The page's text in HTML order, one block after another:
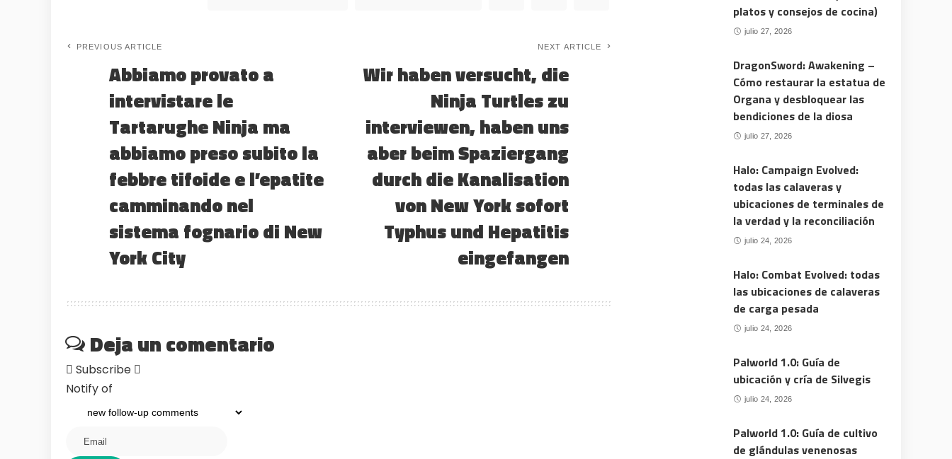
PREVIOUS ARTICLE
Abbiamo provato a
intervistare le
Tartarughe Ninja ma
abbiamo preso subito la
febbre tifoide e l’epatite
camminando nel
sistema fognario di New
York City
NEXT ARTICLE
Wir haben versucht, die
Ninja Turtles zu
interviewen, haben uns
aber beim Spaziergang
durch die Kanalisation
von New York sofort
Typhus und Hepatitis
eingefangen
Deja un comentario
Subscribe
Notify of
platos y consejos de cocina)
julio 27, 2026
DragonSword: Awakening –
Cómo restaurar la estatua de
Organa y desbloquear las
bendiciones de la diosa
julio 27, 2026
Halo: Campaign Evolved:
todas las calaveras y
ubicaciones de terminales de
la verdad y la reconciliación
julio 24, 2026
Halo: Combat Evolved: todas
las ubicaciones de calaveras
de carga pesada
julio 24, 2026
Palworld 1.0: Guía de
ubicación y cría de Silvegis
julio 24, 2026
Palworld 1.0: Guía de cultivo
de glándulas venenosas